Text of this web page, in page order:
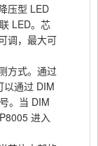
压型 LED
LED。芯
调，最大可
方式。通过
以通过 DIM
。当 DIM
进入